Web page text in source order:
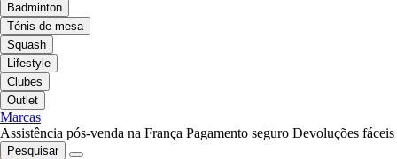
Badminton
Ténis de mesa
Squash
Lifestyle
Clubes
Outlet
Marcas
Assistência pós-venda na França Pagamento seguro Devoluções fáceis
Pesquisar